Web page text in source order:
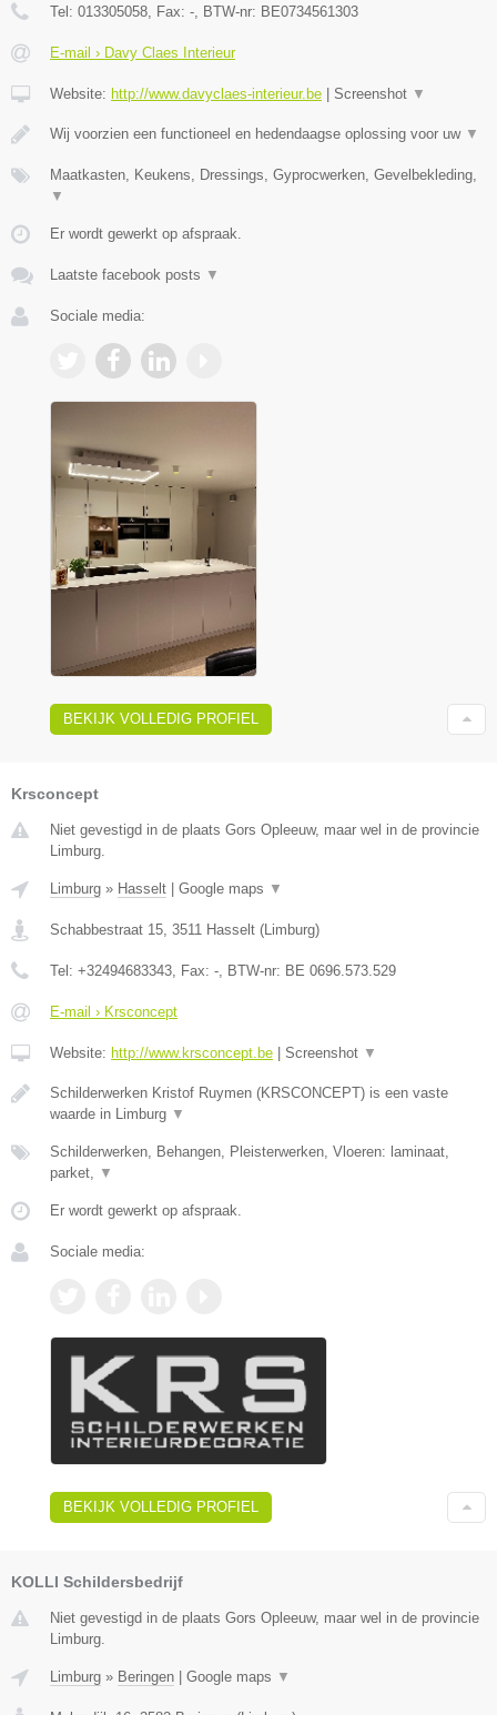
Tel: 013305058 , Fax: - , BTW-nr: BE0734561303
E-mail › Davy Claes Interieur
Website: http://www.davyclaes-interieur.be | Screenshot ▼
Wij voorzien een functioneel en hedendaagse oplossing voor uw ▼
Maatkasten, Keukens, Dressings, Gyprocwerken, Gevelbekleding,
▼
Er wordt gewerkt op afspraak.
Laatste facebook posts ▼
Sociale media:
BEKIJK VOLLEDIG PROFIEL
Krsconcept
Niet gevestigd in de plaats Gors Opleeuw, maar wel in de provincie
Limburg.
Limburg » Hasselt Google maps ▼
Schabbestraat 15, 3511 Hasselt (Limburg)
Tel: +32494683343, Fax: -, BTW-nr: BE 0696.573.529
E-mail › Krsconcept
Website: http://www.krsconcept.be Screenshot ▼
Schilderwerken Kristof Ruymen (KRSCONCEPT) is een vaste
waarde in Limburg ▼
Schilderwerken, Behangen, Pleisterwerken, Vloeren: laminaat,
parket, ▼
Er wordt gewerkt op afspraak.
Sociale media:
BEKIJK VOLLEDIG PROFIEL
KOLLI Schildersbedrijf
Niet gevestigd in de plaats Gors Opleeuw, maar wel in de provincie
Limburg.
Limburg » Beringen Google maps ▼